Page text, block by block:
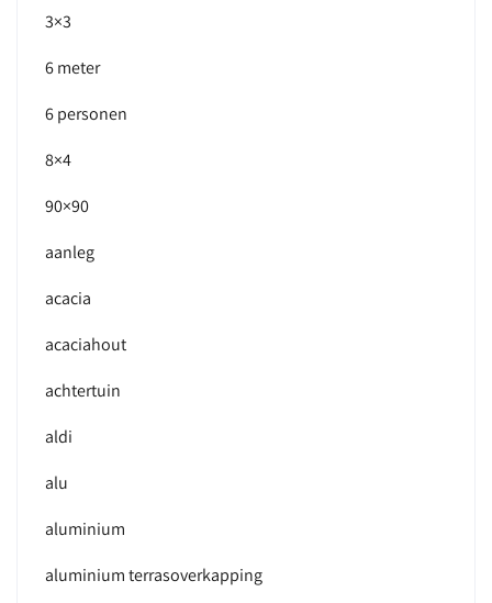
3×3
6 meter
6 personen
8×4
90×90
aanleg
acacia
acaciahout
achtertuin
aldi
alu
aluminium
aluminium terrasoverkapping